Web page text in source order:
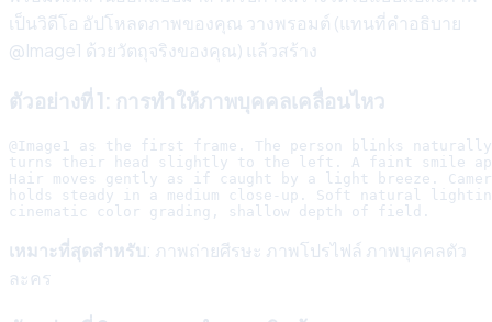
เป็นวิดีโอ อัปโหลดภาพของคุณ วางพรอมต์ (แทนที่คำอธิบาย
@Image1 ด้วยวัตถุจริงของคุณ) แล้วสร้าง
ตัวอย่างที่ 1: การทำให้ภาพบุคคลเคลื่อนไหว
@Image1 as the first frame. The person blinks
turns their head slightly to the left. A faint smile
Hair moves gently as if caught by a light breeze.
holds steady in a medium close-up. Soft natural
เหมาะที่สุดสำหรับ: ภาพถ่ายศีรษะ ภาพโปรไฟล์ ภาพบุคคลตัว
ละคร